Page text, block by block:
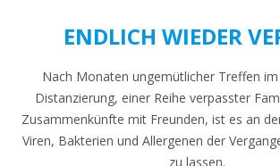
ENDLICH WIEDER
Nach Monaten ungemütlicher Treffen
Distanzierung, einer Reihe verpasster
Zusammenkünfte mit Freunden, ist es an
Viren, Bakterien und Allergenen der
zu lassen.